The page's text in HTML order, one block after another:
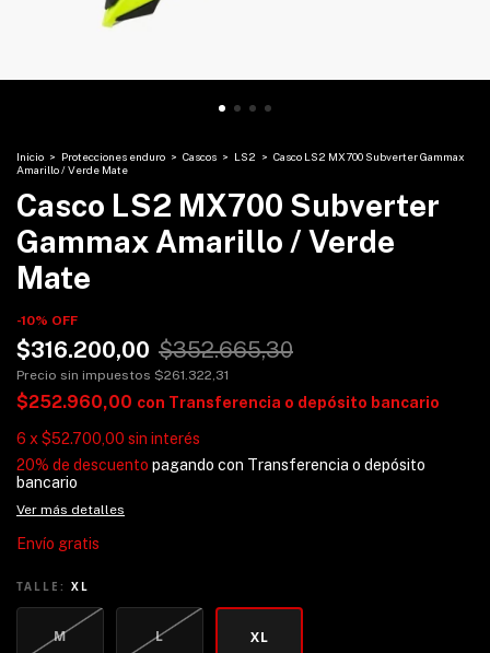
Inicio > Protecciones enduro > Cascos > LS2 > Casco LS2 MX700 Subverter Gammax
Amarillo / Verde Mate
Casco LS2 MX700 Subverter
Gammax Amarillo / Verde
Mate
-10% OFF
$316.200,00 $352.665,30
Precio sin impuestos $261.322,31
$252.960,00 con Transferencia o depósito bancario
6 x $52.700,00 sin interés
20% de descuento pagando con Transferencia o depósito
bancario
Ver más detalles
Envío gratis
TALLE: XL
M L XL